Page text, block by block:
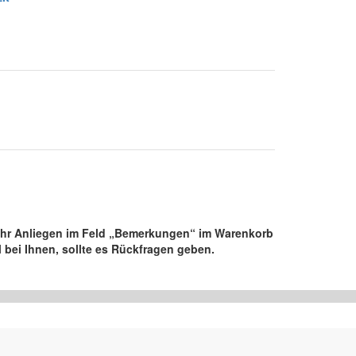
Anliegen im Feld „Bemerkungen“ im Warenkorb
Ihnen, sollte es Rückfragen geben.